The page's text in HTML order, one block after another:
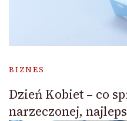
BIZNES
Dzień Kobiet – co
narzeczonej,